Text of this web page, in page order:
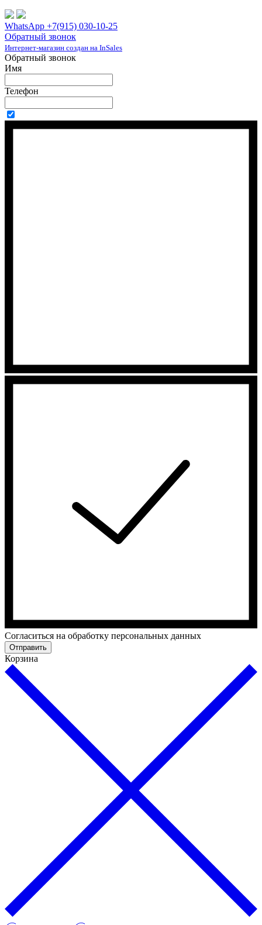
WhatsApp +7(915) 030-10-25
Обратный звонок
Интернет-магазин создан на InSales
Обратный звонок
Имя
Телефон
Cогласиться на обработку персональных данных
Отправить
Корзина